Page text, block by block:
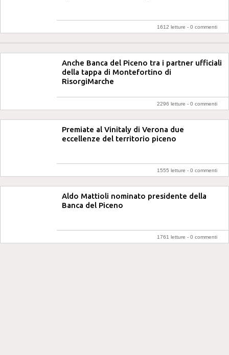
1612 letture - 0 commenti
Anche Banca del Piceno tra i partner ufficiali
della tappa di Montefortino di
RisorgiMarche
2296 letture - 0 commenti
Premiate al Vinitaly di Verona due
eccellenze del territorio piceno
1555 letture - 0 commenti
Aldo Mattioli nominato presidente della
Banca del Piceno
1761 letture - 0 commenti